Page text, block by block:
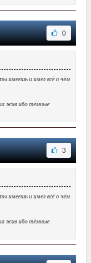
0
имеешь и имел всё о чём
жив ибо тёмные
3
имеешь и имел всё о чём
жив ибо тёмные